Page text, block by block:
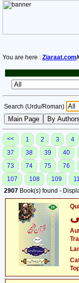
You are here : Ziaraat.com
Search (Urdu/Roman)
<< 1 2 3 4
37
38 39 40
73
74 75 76
107
108 109
2907 Book(s) found -